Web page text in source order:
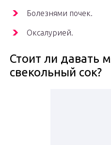
Болезнями почек.
Оксалурией.
Стоит ли давать
свекольный сок?